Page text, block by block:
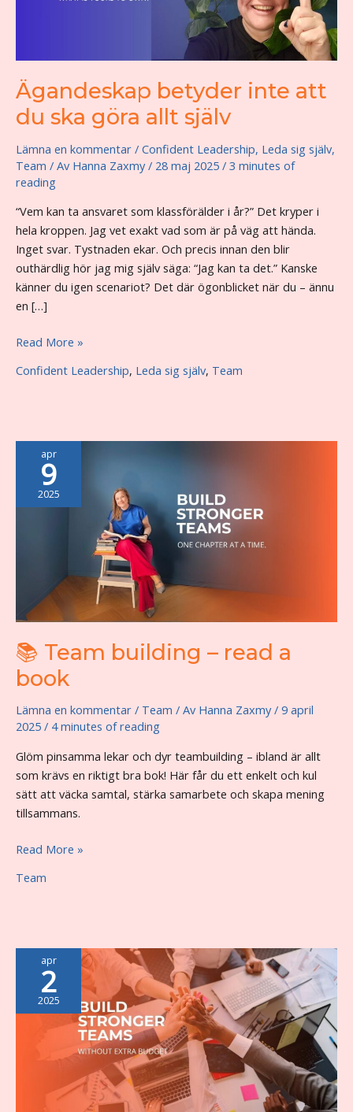
Ägandeskap betyder inte att
du ska göra allt själv
Lämna en kommentar / Confident Leadership, Leda sig själv,
Team / Av Hanna Zaxmy/ 28 maj 2025 / 3 minutes of
reading
“Vem kan ta ansvaret som klassförälder i år?” Det kryper i
hela kroppen. Jag vet exakt vad som är på väg att hända.
Inget svar. Tystnaden ekar. Och precis innan den blir
outhärdlig hör jag mig själv säga: “Jag kan ta det.” Kanske
känner du igen scenariot? Det där ögonblicket när du – ännu
en […]
Ägandeskap
inte
Read More »
Confident Leadership, Leda sig själv, Team
apr
9
2025
📚 Team building – read a
book
Lämna en kommentar / Team / Av Hanna Zaxmy/ 9 april
2025 / 4 minutes of reading
Glöm pinsamma lekar och dyr teambuilding – ibland är allt
som krävs en riktigt bra bok! Här får du ett enkelt och kul
sätt att väcka samtal, stärka samarbete och skapa mening
tillsammans.
📚
building
Read More »
Team
apr
2
2025